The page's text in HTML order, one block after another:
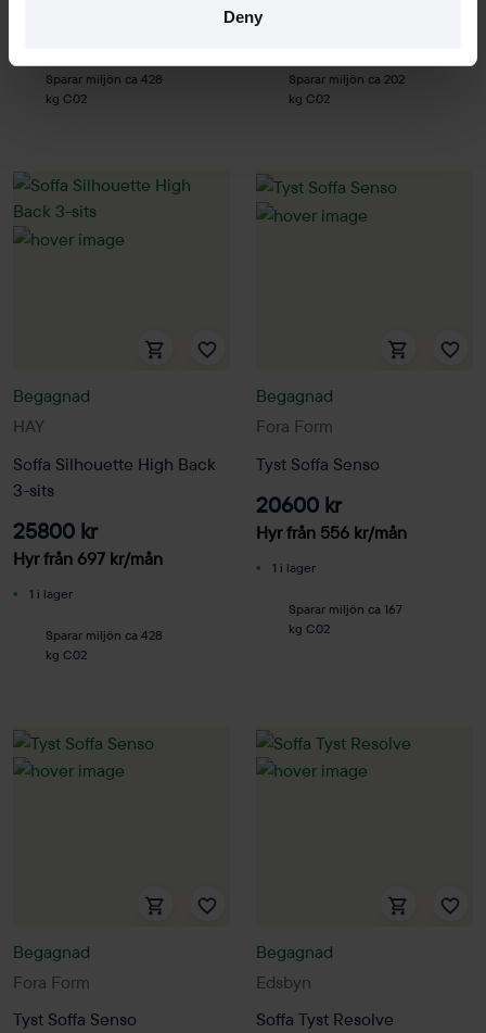
Deny
Sparar miljön ca 428
kg C02
Sparar miljön ca 202
kg C02
HAY
Begagnad
Soffa Silhouette High Back
3-sits
25800 kr
Hyr från 697 kr/mån
1 i lager
Sparar miljön ca 428
kg C02
Fora Form
Begagnad
Tyst Soffa Senso
20600 kr
Hyr från 556 kr/mån
1 i lager
Sparar miljön ca 167
kg C02
Fora Form
Begagnad
Tyst Soffa Senso
Edsbyn
Begagnad
Soffa Tyst Resolve